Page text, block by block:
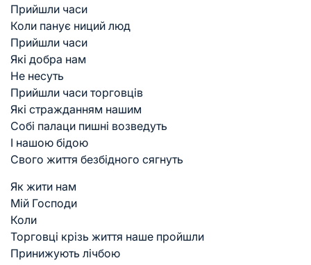
Прийшли часи
Коли панує ниций люд
Прийшли часи
Які добра нам
Не несуть
Прийшли часи торговців
Які стражданням нашим
Собі палаци пишні возведуть
І нашою бідою
Свого життя безбідного сягнуть
Як жити нам
Мій Господи
Коли
Торговці крізь життя наше пройшли
Принижують лічбою